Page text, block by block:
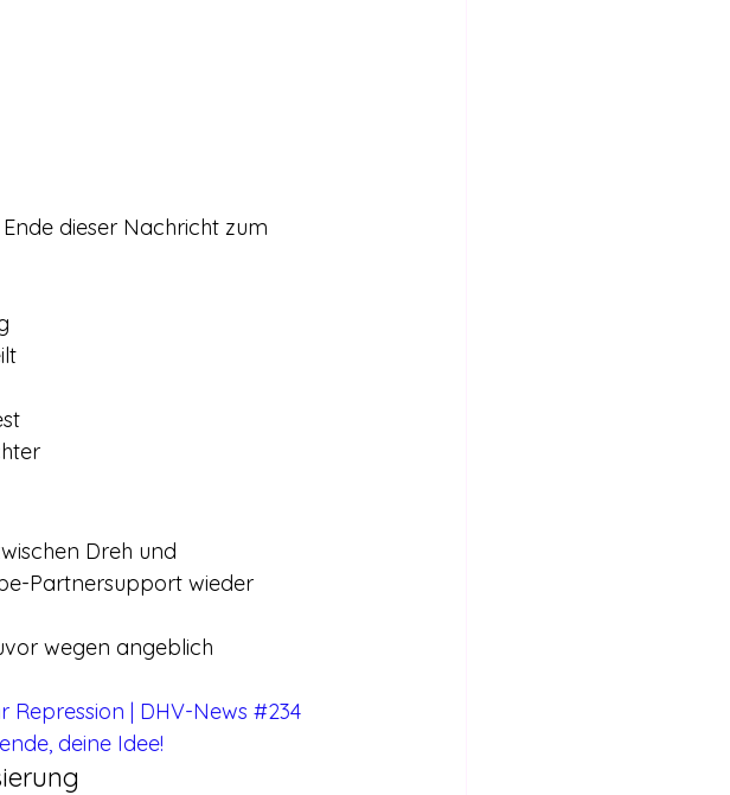
dieser Nachricht zum
Dreh und
Partnersupport wieder
wegen angeblich
Repression | DHV-News #234
deine Idee!